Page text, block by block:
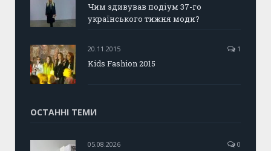
Чим здивував подіум 37-го
українського тижня моди?
20.11.2015 1
Kids Fashion 2015
ОСТАННІ ТЕМИ
05.08.2026 0